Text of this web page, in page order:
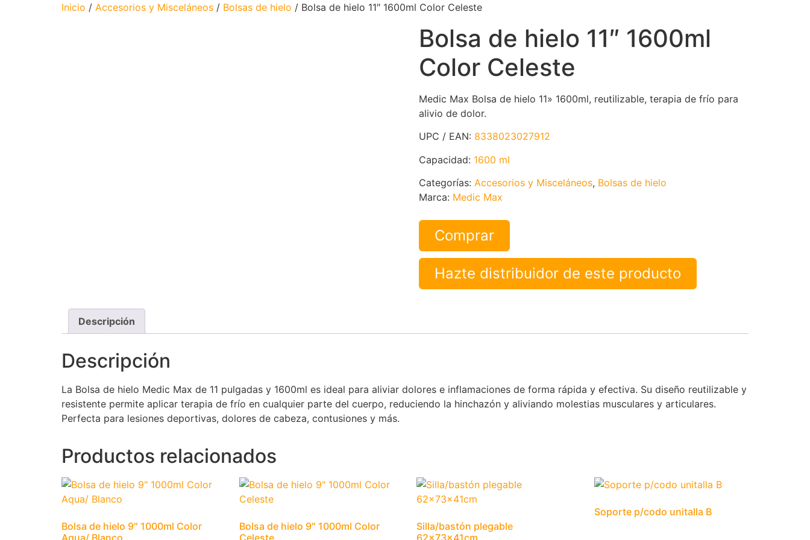
Inicio / Accesorios y Misceláneos / Bolsas de hielo / Bolsa de hielo 11″ 1600ml Color Celeste
Bolsa de hielo 11″ 1600ml
Color Celeste
Medic Max Bolsa de hielo 11» 1600ml, reutilizable, terapia de frío para
alivio de dolor.
UPC / EAN: 8338023027912
Capacidad: 1600 ml
Categorías: Accesorios y Misceláneos, Bolsas de hielo
Marca: Medic Max
Comprar
Hazte distribuidor de este producto
Descripción
Descripción
La Bolsa de hielo Medic Max de 11 pulgadas y 1600ml es ideal para aliviar dolores e inflamaciones de forma rápida y efectiva. Su diseño reutilizable y
resistente permite aplicar terapia de frío en cualquier parte del cuerpo, reduciendo la hinchazón y aliviando molestias musculares y articulares.
Perfecta para lesiones deportivas, dolores de cabeza, contusiones y más.
Productos relacionados
Bolsa de hielo 9″ 1000ml Color
Aqua/ Blanco
Bolsa de hielo 9″ 1000ml Color
Celeste
Silla/bastón plegable
62x73x41cm
Soporte p/codo unitalla B